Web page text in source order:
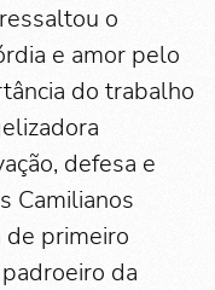
o
e amor pelo
do trabalho
defesa e
Camilianos
de primeiro
da